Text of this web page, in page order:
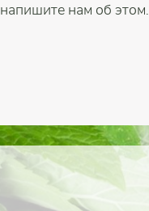
напишите нам об этом.